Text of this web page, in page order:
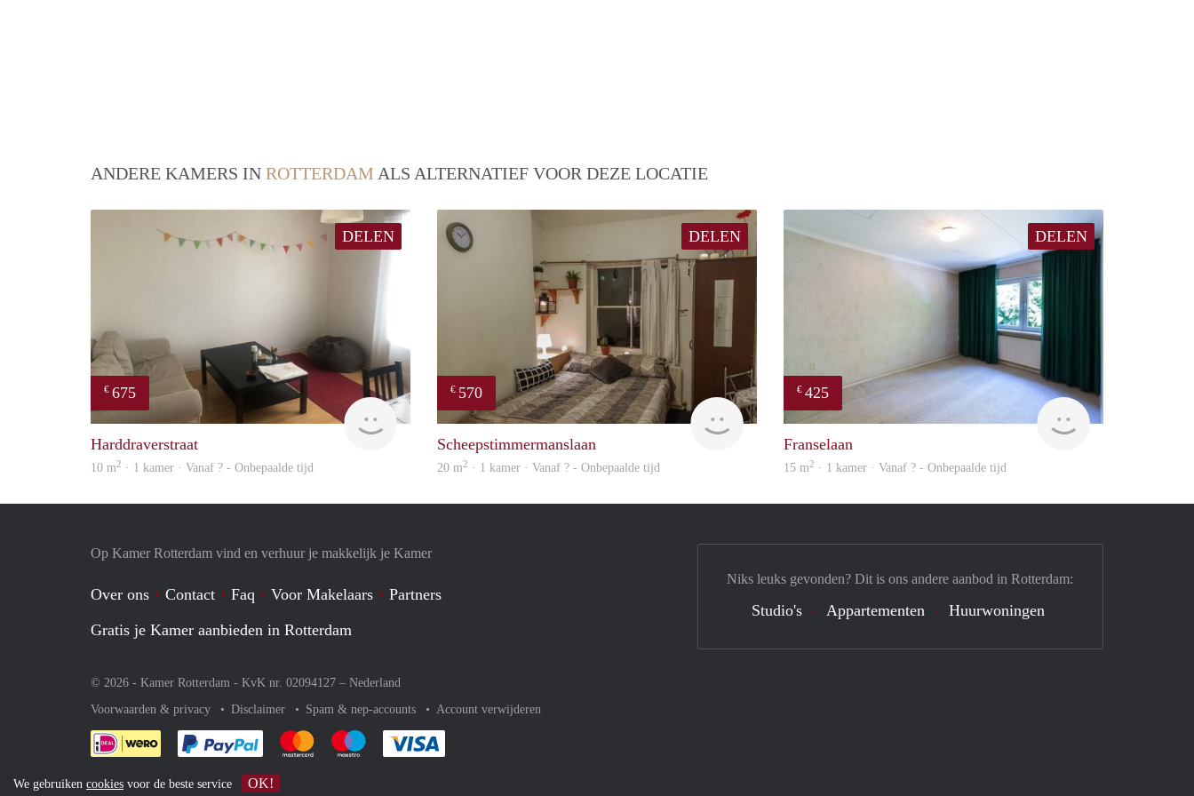
ANDERE KAMERS IN ROTTERDAM ALS ALTERNATIEF VOOR DEZE LOCATIE
DELEN
€ 675
finder
Harddraverstraat
10 m2 · 1 kamer · Vanaf ? - Onbepaalde tijd
DELEN
€ 570
finder
Scheepstimmermanslaan
20 m2 · 1 kamer · Vanaf ? - Onbepaalde tijd
DELEN
€ 425
finder
Franselaan
15 m2 · 1 kamer · Vanaf ? - Onbepaalde tijd
Op Kamer Rotterdam vind en verhuur je makkelijk je Kamer
Over ons Contact Faq Voor Makelaars
Partners
Gratis je Kamer aanbieden in Rotterdam
© 2026 - Kamer Rotterdam - KvK nr. 02094127 – Nederland
Voorwaarden & privacy
Disclaimer Spam & nep-accounts Account verwijderen
Je rekent gemakkelijk af met Paypal
Je rekent gemakkelijk af met Mastercard
Je rekent gemakkelijk af met Meastro
Niks leuks gevonden? Dit is ons andere aanbod in Rotterdam:
Studio's Appartementen Huurwoningen
We gebruiken cookies voor de beste service OK!